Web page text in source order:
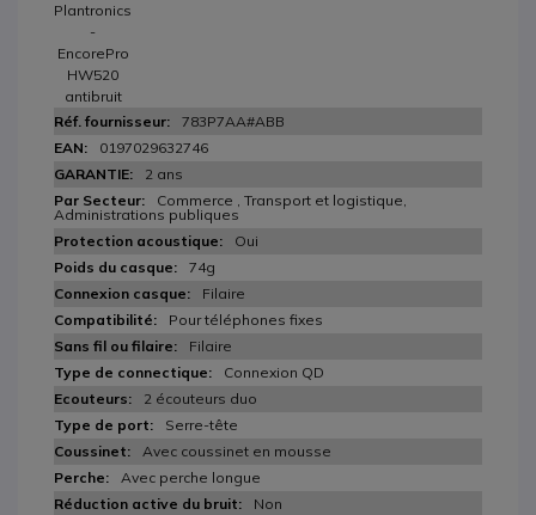
Plantronics
-
EncorePro
HW520
antibruit
783P7AA#ABB
0197029632746
2 ans
Commerce , Transport et logistique,
Administrations publiques
Oui
74g
Filaire
Pour téléphones fixes
Filaire
Connexion QD
2 écouteurs duo
Serre-tête
Avec coussinet en mousse
Avec perche longue
Non